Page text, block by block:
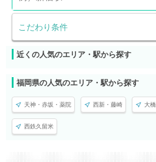
こだわり条件
近くの人気のエリア・駅から探す
福岡県の人気のエリア・駅から探す
天神・赤坂・薬院 西新・藤崎 大橋
西鉄久留米